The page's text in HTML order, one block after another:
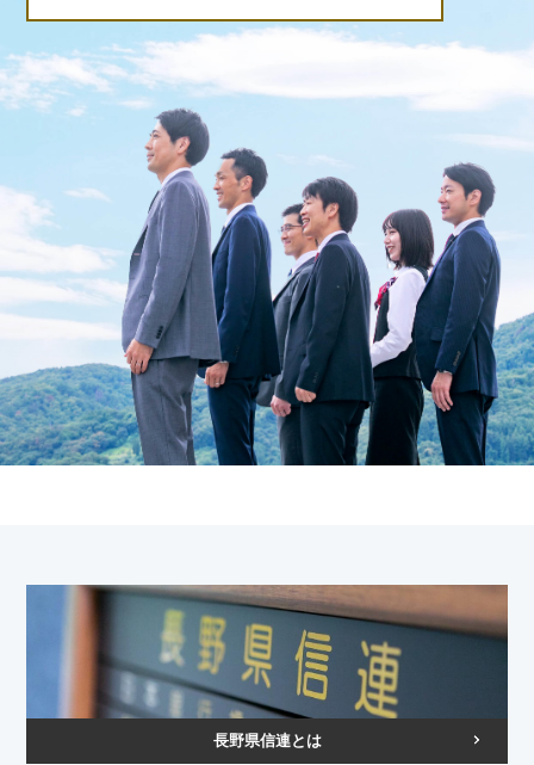
長野県信連とは